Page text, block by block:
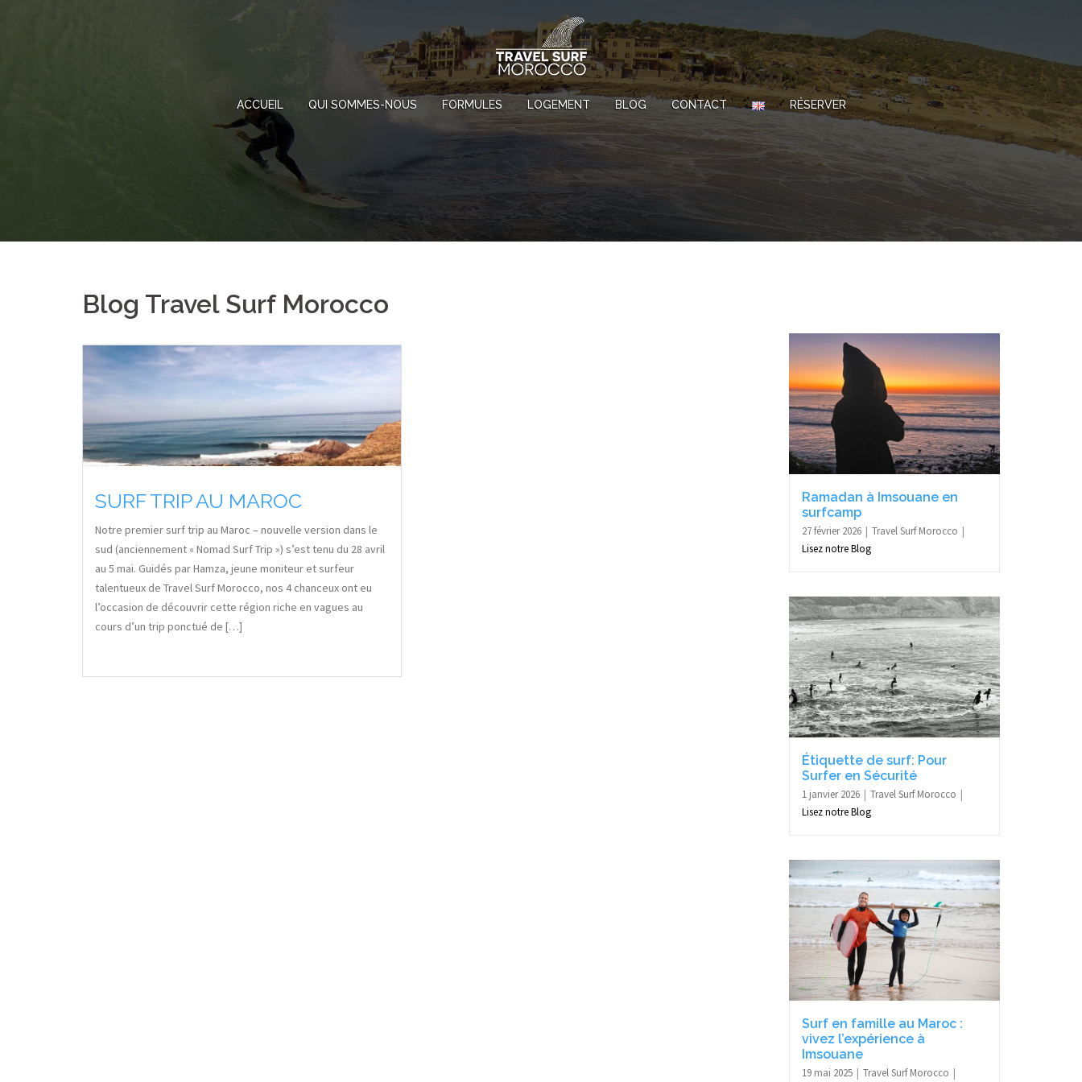
ACCUEIL QUI SOMMES-NOUS FORMULES LOGEMENT BLOG CONTACT RÉSERVER
Blog Travel Surf Morocco
SURF TRIP AU MAROC
Notre premier surf trip au Maroc – nouvelle version dans le
sud (anciennement « Nomad Surf Trip ») s’est tenu du 28 avril
au 5 mai. Guidés par Hamza, jeune moniteur et surfeur
talentueux de Travel Surf Morocco, nos 4 chanceux ont eu
l’occasion de découvrir cette région riche en vagues au
cours d’un trip ponctué de […]
Ramadan à Imsouane en
surfcamp
27 février 2026
Travel Surf Morocco
Lisez notre Blog
Étiquette de surf: Pour
Surfer en Sécurité
1 janvier 2026
Travel Surf Morocco
Lisez notre Blog
Surf en famille au Maroc :
vivez l’expérience à
Imsouane
19 mai 2025
Travel Surf Morocco